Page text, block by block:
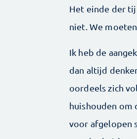
Het einde der
niet. We
Ik heb de
dan altijd
oordeels zich
huishouden om
voor afgelopen